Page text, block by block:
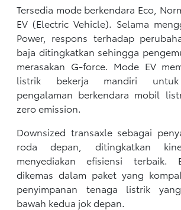
Tersedia mode berkendara Eco,
EV (Electric Vehicle). Selama
Power, respons terhadap
baja ditingkatkan sehingga
merasakan G-force. Mode EV
listrik bekerja mandiri untuk
pengalaman berkendara mobil
zero emission.
Downsized transaxle sebagai
roda depan, ditingkatkan
menyediakan efisiensi terbaik.
dikemas dalam paket yang
penyimpanan tenaga listrik
bawah kedua jok depan.